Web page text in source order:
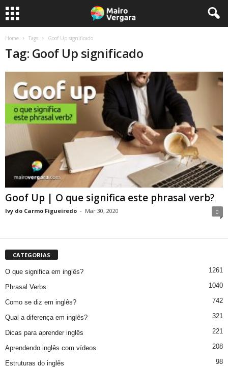
Home Tags Goof Up significado
Tag: Goof Up significado
Goof Up | O que significa este phrasal verb?
Ivy do Carmo Figueiredo - Mar 30, 2020 0
CATEGORIAS
O que significa em inglês? 1261
Phrasal Verbs 1040
Como se diz em inglês? 742
Qual a diferença em inglês? 321
Dicas para aprender inglês 221
Aprendendo inglês com vídeos 208
Estruturas do inglês 98